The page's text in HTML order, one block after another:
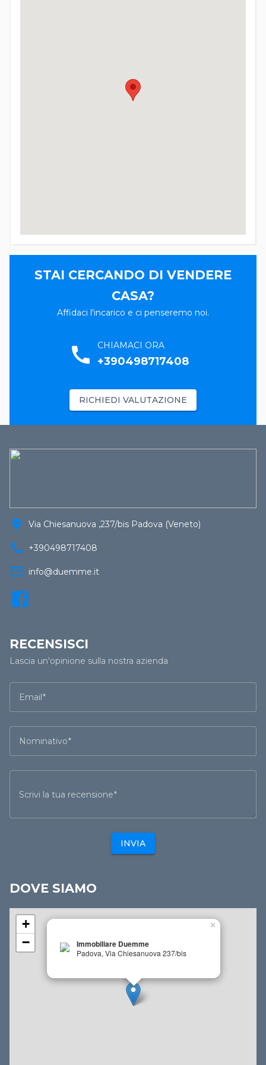
STAI CERCANDO DI VENDERE
CASA?
Affidaci l'incarico e ci penseremo noi.
call CHIAMACI ORA
+390498717408
RICHIEDI VALUTAZIONE
location_on Via Chiesanuova ,237/bis Padova (Veneto)
call +390498717408
mail_outline info@duemme.it
RECENSISCI
Lascia un'opinione sulla nostra azienda
Email
Nominativo
Scrivi la tua recensione
INVIA
DOVE SIAMO
Immobiliare Duemme
Padova, Via Chiesanuova 237/bis
×
+
−